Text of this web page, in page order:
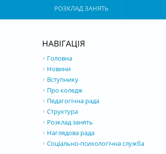
РОЗКЛАД ЗАНЯТЬ
НАВІГАЦІЯ
Головна
Новини
Вступнику
Про коледж
Педагогічна рада
Структура
Розклад занять
Наглядова рада
Соціально-психологічна служба